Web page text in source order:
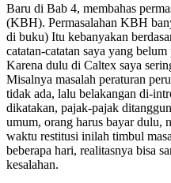
Baru di Bab 4, membahas
(KBH). Permasalahan KBH
di buku) Itu kebanyakan
catatan-catatan saya yang
Karena dulu di Caltex saya
Misalnya masalah peraturan
tidak ada, lalu belakangan di-
dikatakan, pajak-pajak
umum, orang harus bayar dulu,
waktu restitusi inilah timbul
beberapa hari, realitasnya bisa
kesalahan.